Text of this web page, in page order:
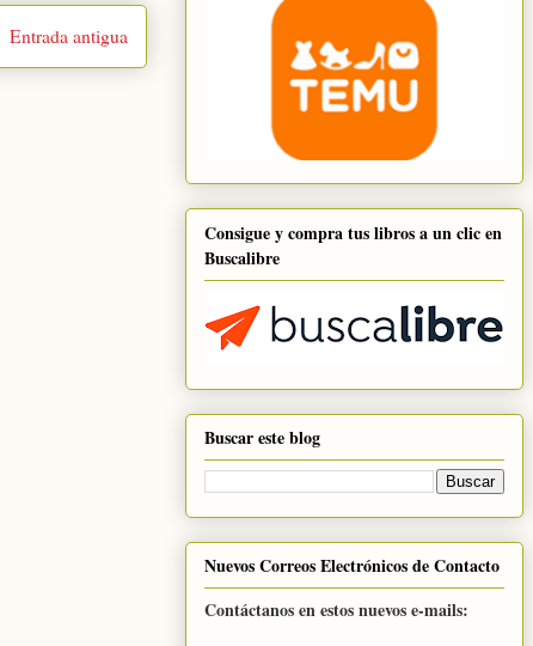
Entrada antigua
Consigue y compra tus libros a un clic en
Buscalibre
Buscar este blog
Nuevos Correos Electrónicos de Contacto
Contáctanos en estos nuevos e-mails: